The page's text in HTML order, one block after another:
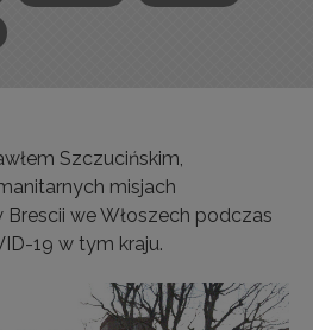
Szczucińskim,
misjach
we Włoszech podczas
19 w tym kraju.